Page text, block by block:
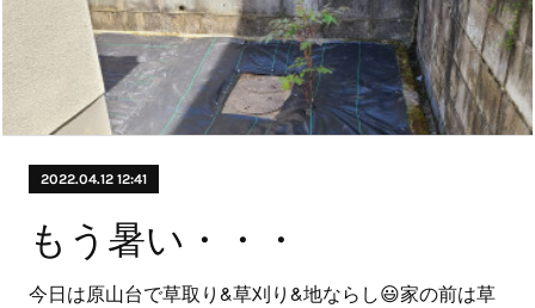
2022.04.12 12:41
もう暑い・・・
今日は原山台で草取り&草刈り&地ならし😃家の前は草